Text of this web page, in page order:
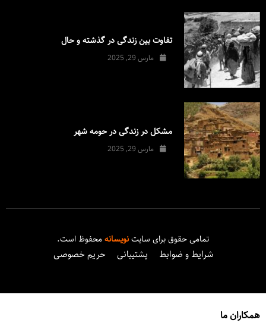
تفاوت بین زندگی در گذشته و حال
مارس 29, 2025
مشکل در زندگی در حومه شهر
مارس 29, 2025
تمامی حقوق برای سایتنویسانهمحفوظ است.
شرایط و ضوابط پشتیبانی حریم خصوصی
همکاران ما